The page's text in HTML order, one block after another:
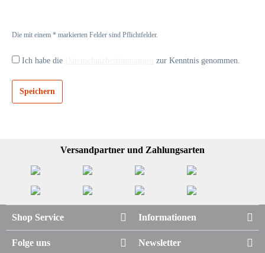
Die mit einem * markierten Felder sind Pflichtfelder.
Ich habe die zur Kenntnis genommen.
Speichern
Versandpartner und Zahlungsarten
Shop Service Informationen
Folge uns Newsletter